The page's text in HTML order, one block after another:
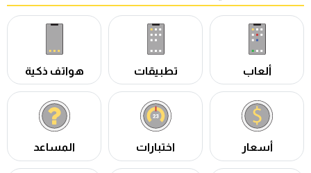
ألعاب تطبيقات هواتف ذكية
أسعار اختبارات المساعد